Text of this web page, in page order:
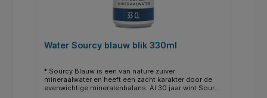
Water Sourcy blauw blik 330ml
* Sourcy Blauw is een van nature zuiver
mineraalwater en heeft een zacht karakter door de
evenwichtige mineralenbalans. Al 30 jaar wint Sourcy